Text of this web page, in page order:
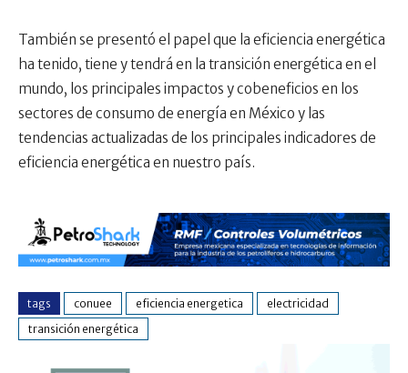
También se presentó el papel que la eficiencia energética
ha tenido, tiene y tendrá en la transición energética en el
mundo, los principales impactos y cobeneficios en los
sectores de consumo de energía en México y las
tendencias actualizadas de los principales indicadores de
eficiencia energética en nuestro país.
tags conuee eficiencia energetica
electricidad
transición energética